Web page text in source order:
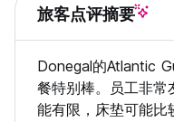
旅客点评摘要
Donegal的Atlantic
餐特别棒。员工非常
能有限，床垫可能比